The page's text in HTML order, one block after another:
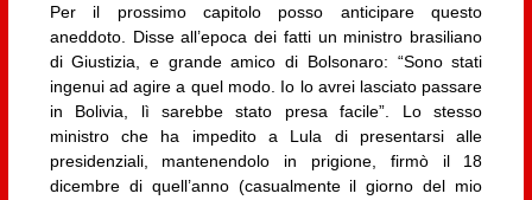
Per il prossimo capitolo posso anticipare questo
aneddoto. Disse all’epoca dei fatti un ministro brasiliano
di Giustizia, e grande amico di Bolsonaro: “Sono stati
ingenui ad agire a quel modo. Io lo avrei lasciato passare
in Bolivia, lì sarebbe stato presa facile”. Lo stesso
ministro che ha impedito a Lula di presentarsi alle
presidenziali, mantenendolo in prigione, firmò il 18
dicembre di quell’anno (casualmente il giorno del mio